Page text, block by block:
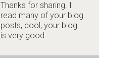
Thanks for sharing. I
read many of your blog
posts, cool, your blog
is very good.